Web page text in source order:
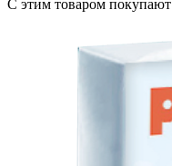
С этим товаром покупают